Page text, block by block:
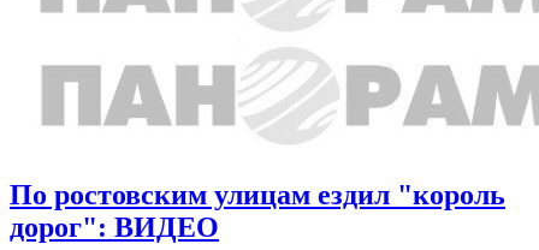
По ростовским улицам ездил "король
дорог": ВИДЕО